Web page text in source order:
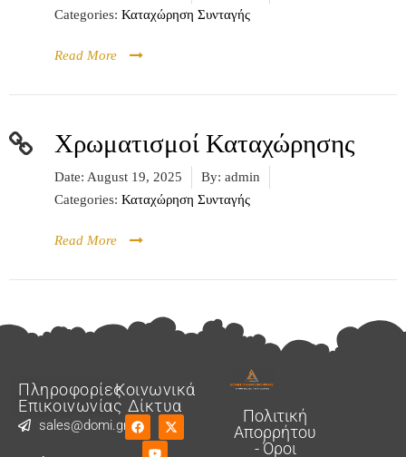
Categories: Καταχώρηση Συνταγής
Read More
Χρωματισμοί Καταχώρησης
Date: August 19, 2025 By: admin
Categories: Καταχώρηση Συνταγής
Read More
Πληροφορίες
Επικοινωνίας
sales@domi.gr
Κοινωνικά
Δίκτυα
Πολιτική
Απορρήτου
- Όροι